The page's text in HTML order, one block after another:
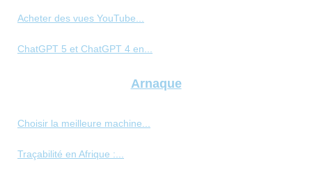
Acheter des vues YouTube...
ChatGPT 5 et ChatGPT 4 en...
Arnaque
Choisir la meilleure machine...
Traçabilité en Afrique :...